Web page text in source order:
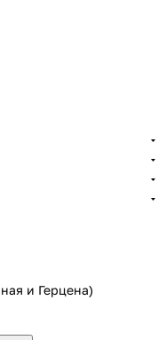
и Герцена)